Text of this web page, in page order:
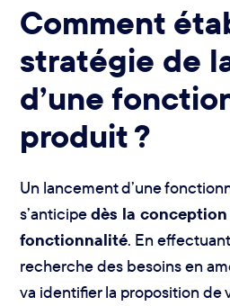
Comment
stratégie de
d’une
produit ?
Un lancement d’une
s’anticipedès la conception
fonctionnalité. En
recherche des besoins en
va identifier la proposition de